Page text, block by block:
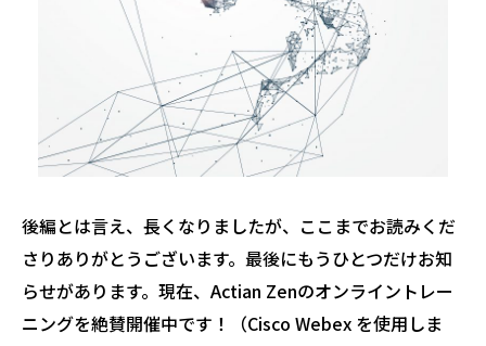
後編とは言え、長くなりましたが、ここまでお読みくだ
さりありがとうございます。最後にもうひとつだけお知
らせがあります。現在、Actian Zenのオンライントレー
ニングを絶賛開催中です！（Cisco Webex を使用しま